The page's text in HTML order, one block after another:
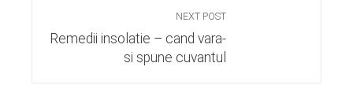
NEXT POST
Remedii insolatie – cand vara-
si spune cuvantul